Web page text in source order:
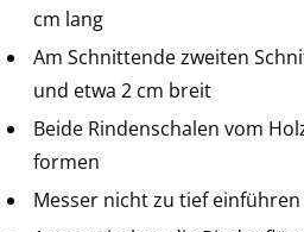
cm lang
Am Schnittende zweiten
und etwa 2 cm breit
Beide Rindenschalen vom
formen
Messer nicht zu tief einführen